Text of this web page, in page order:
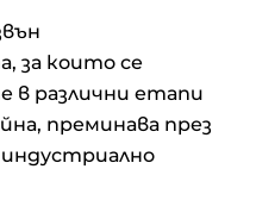
за които се
в различни етапи
преминава през
индустриално